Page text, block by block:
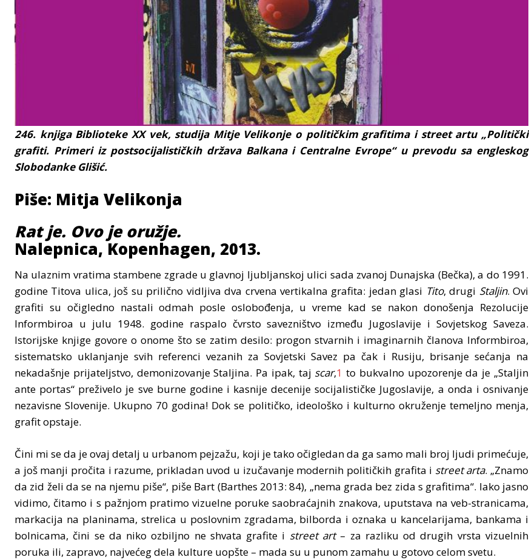
246. knjiga Biblioteke XX vek, studija Mitje Velikonje o političkim grafitima i street artu „Politički
grafiti. Primeri iz postsocijalističkih država Balkana i Centralne Evrope“ u prevodu sa engleskog
Slobodanke Glišić.
Piše: Mitja Velikonja
Rat je. Ovo je oružje.
Nalepnica, Kopenhagen, 2013.
Na ulaznim vratima stambene zgrade u glavnoj ljubljanskoj ulici sada zvanoj Dunajska (Bečka), a do 1991.
godine Titova ulica, još su prilično vidljiva dva crvena vertikalna grafita: jedan glasi Tito, drugi Staljin. Ovi
grafiti su očigledno nastali odmah posle oslobođenja, u vreme kad se nakon donošenja Rezolucije
Informbiroa u julu 1948. godine raspalo čvrsto savezništvo između Jugoslavije i Sovjetskog Saveza.
Istorijske knjige govore o onome što se zatim desilo: progon stvarnih i imaginarnih članova Informbiroa,
sistematsko uklanjanje svih referenci vezanih za Sovjetski Savez pa čak i Rusiju, brisanje sećanja na
nekadašnje prijateljstvo, demonizovanje Staljina. Pa ipak, taj scar,1 to bukvalno upozorenje da je „Staljin
ante portas“ preživelo je sve burne godine i kasnije decenije socijalističke Jugoslavije, a onda i osnivanje
nezavisne Slovenije. Ukupno 70 godina! Dok se političko, ideološko i kulturno okruženje temeljno menja,
grafit opstaje.
Čini mi se da je ovaj detalj u urbanom pejzažu, koji je tako očigledan da ga samo mali broj ljudi primećuje,
a još manji pročita i razume, prikladan uvod u izučavanje modernih političkih grafita i street arta. „Znamo
da zid želi da se na njemu piše“, piše Bart (Barthes 2013: 84), „nema grada bez zida s grafitima“. Iako jasno
vidimo, čitamo i s pažnjom pratimo vizuelne poruke saobraćajnih znakova, uputstava na veb-stranicama,
markacija na planinama, strelica u poslovnim zgradama, bilborda i oznaka u kancelarijama, bankama i
bolnicama, čini se da niko ozbiljno ne shvata grafite i street art– za razliku od drugih vrsta vizuelnih
poruka ili, zapravo, najvećeg dela kulture uopšte – mada su u punom zamahu u gotovo celom svetu.